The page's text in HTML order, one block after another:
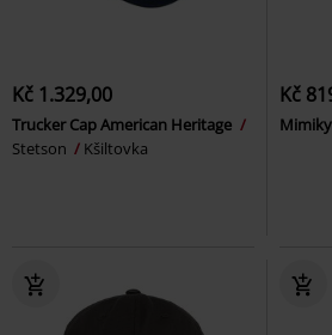
Kč 1.329,00
Trucker Cap American Heritage
Stetson
Kšiltovka
Kč